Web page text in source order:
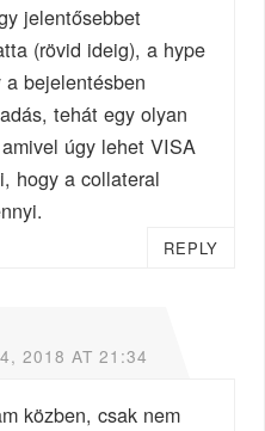
jelentősebbet
(rövid ideig), a hype
bejelentésben
tehát egy olyan
úgy lehet VISA
hogy a collateral
REPLY
2018 AT 21:34
közben, csak nem